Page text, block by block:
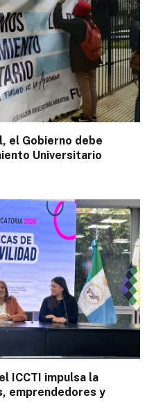
el Gobierno debe
Universitario
ICCTI impulsa la
emprendedores y